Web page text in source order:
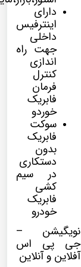
دارای
اینترفیس
داخلی
جهت راه
اندازی
کنترل
فرمان
فابریک
خوردو
سوکت
فابریک
بدون
دستکاری
در سیم
کشی
فابریک
خودرو
نویگیشن –
جی پی اس
آفلاین و آنلاین